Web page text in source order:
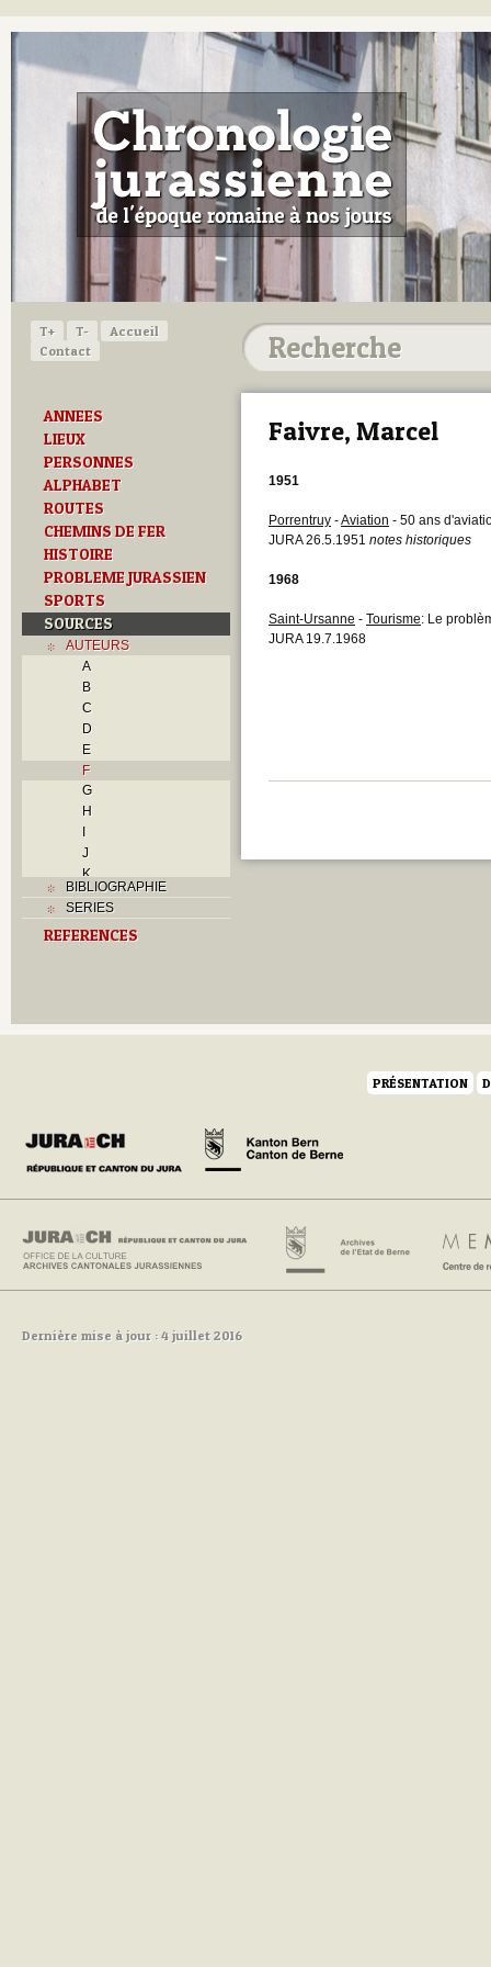
T+ T-
Accueil
Contact
ANNEES
LIEUX
PERSONNES
ALPHABET
ROUTES
CHEMINS DE FER
HISTOIRE
PROBLEME JURASSIEN
SPORTS
SOURCES
AUTEURS
A
B
C
D
E
F
G
H
I
J
K
L
M
N
S
Y
Z
BIBLIOGRAPHIE
SERIES
REFERENCES
Faivre, Marcel
1951
Porrentruy -Aviation - 50 ans
JURA 26.5.1951 notes historiques
1968
Saint-Ursanne - Tourisme: Le
JURA 19.7.1968
PRÉSENTATION
Dernière mise à jour : 4 juillet 2016